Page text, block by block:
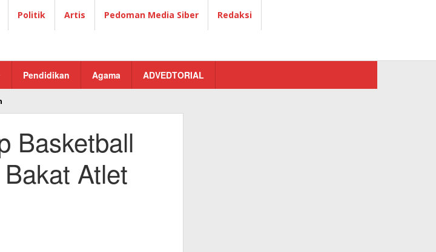
Politik Artis Pedoman Media Siber Redaksi
Pendidikan Agama ADVEDTORIAL
Basketball
Atlet